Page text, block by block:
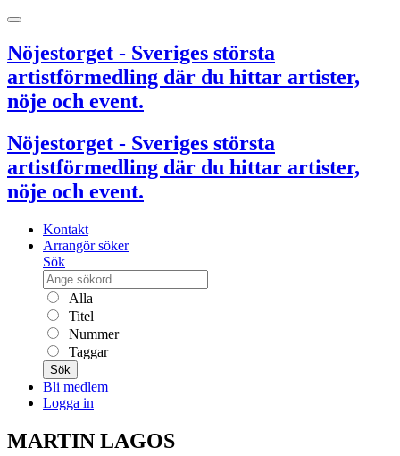
Nöjestorget - Sveriges största
artistförmedling där du hittar artister,
nöje och event.
Nöjestorget - Sveriges största
artistförmedling där du hittar artister,
nöje och event.
Kontakt
Arrangör söker
Sök
Alla
Titel
Nummer
Taggar
Sök
Bli medlem
Logga in
MARTIN LAGOS